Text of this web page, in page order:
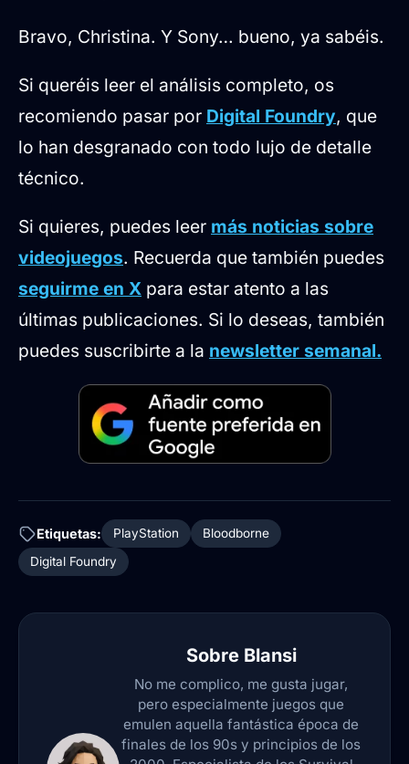
Bravo, Christina. Y Sony… bueno, ya sabéis.
Si queréis leer el análisis completo, os
recomiendo pasar por Digital Foundry, que
lo han desgranado con todo lujo de detalle
técnico.
Si quieres, puedes leer más noticias sobre
videojuegos. Recuerda que también puedes
seguirme en X para estar atento a las
últimas publicaciones. Si lo deseas, también
puedes suscribirte a la newsletter semanal.
Etiquetas: PlayStation
Bloodborne
Digital Foundry
Sobre Blansi
No me complico, me gusta jugar,
pero especialmente juegos que
emulen aquella fantástica época de
finales de los 90s y principios de los